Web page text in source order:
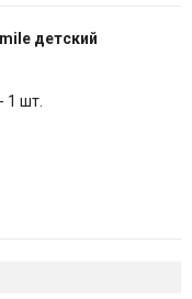
детский
1 шт.